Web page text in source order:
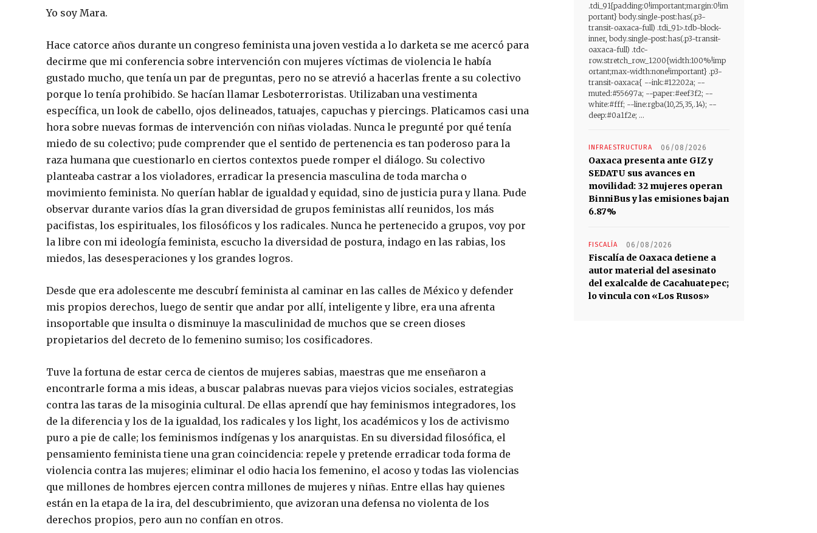
Yo soy Mara.
Hace catorce años durante un congreso feminista una joven vestida a lo darketa se me acercó para
decirme que mi conferencia sobre intervención con mujeres víctimas de violencia le había
gustado mucho, que tenía un par de preguntas, pero no se atrevió a hacerlas frente a su colectivo
porque lo tenía prohibido. Se hacían llamar Lesboterroristas. Utilizaban una vestimenta
específica, un look de cabello, ojos delineados, tatuajes, capuchas y piercings. Platicamos casi una
hora sobre nuevas formas de intervención con niñas violadas. Nunca le pregunté por qué tenía
miedo de su colectivo; pude comprender que el sentido de pertenencia es tan poderoso para la
raza humana que cuestionarlo en ciertos contextos puede romper el diálogo. Su colectivo
planteaba castrar a los violadores, erradicar la presencia masculina de toda marcha o
movimiento feminista. No querían hablar de igualdad y equidad, sino de justicia pura y llana. Pude
observar durante varios días la gran diversidad de grupos feministas allí reunidos, los más
pacifistas, los espirituales, los filosóficos y los radicales. Nunca he pertenecido a grupos, voy por
la libre con mi ideología feminista, escucho la diversidad de postura, indago en las rabias, los
miedos, las desesperaciones y los grandes logros.
Desde que era adolescente me descubrí feminista al caminar en las calles de México y defender
mis propios derechos, luego de sentir que andar por allí, inteligente y libre, era una afrenta
insoportable que insulta o disminuye la masculinidad de muchos que se creen dioses
propietarios del decreto de lo femenino sumiso; los cosificadores.
Tuve la fortuna de estar cerca de cientos de mujeres sabias, maestras que me enseñaron a
encontrarle forma a mis ideas, a buscar palabras nuevas para viejos vicios sociales, estrategias
contra las taras de la misoginia cultural. De ellas aprendí que hay feminismos integradores, los
de la diferencia y los de la igualdad, los radicales y los light, los académicos y los de activismo
puro a pie de calle; los feminismos indígenas y los anarquistas. En su diversidad filosófica, el
pensamiento feminista tiene una gran coincidencia: repele y pretende erradicar toda forma de
violencia contra las mujeres; eliminar el odio hacia los femenino, el acoso y todas las violencias
que millones de hombres ejercen contra millones de mujeres y niñas. Entre ellas hay quienes
están en la etapa de la ira, del descubrimiento, que avizoran una defensa no violenta de los
derechos propios, pero aun no confían en otros.
.tdi_91{padding:0!important;margin:0!im
portant} body.single-post:has(.p3-
transit-oaxaca-full) .tdi_91>.tdb-block-
inner, body.single-post:has(.p3-transit-
oaxaca-full) .tdc-
row.stretch_row_1200{width:100%!imp
ortant;max-width:none!important} .p3-
transit-oaxaca{ --ink:#12202a; --
muted:#55697a; --paper:#eef3f2; --
white:#fff; --line:rgba(10,25,35,.14); --
deep:#0a1f2e; ...
INFRAESTRUCTURA 06/08/2026
Oaxaca presenta ante GIZ y
SEDATU sus avances en
movilidad: 32 mujeres operan
BinniBus y las emisiones bajan
6.87%
FISCALÍA 06/08/2026
Fiscalía de Oaxaca detiene a
autor material del asesinato
del exalcalde de Cacahuatepec;
lo vincula con «Los Rusos»